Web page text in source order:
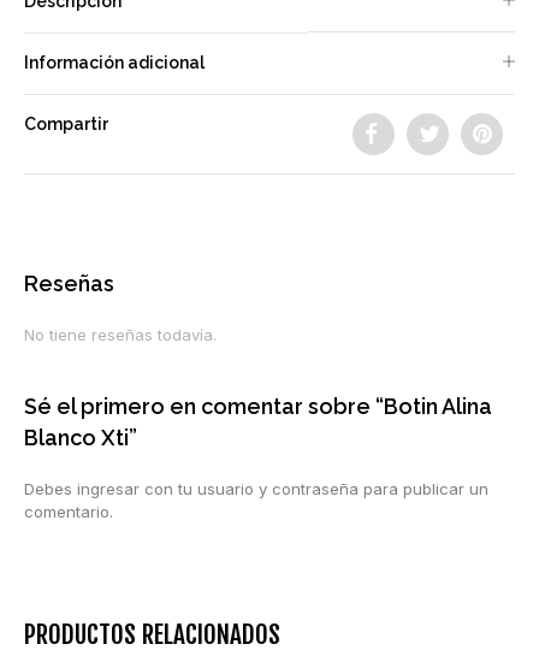
Información adicional
Compartir
Reseñas
No tiene reseñas todavía.
Sé el primero en comentar sobre “Botin Alina
Blanco Xti”
Debes ingresar con tu usuario y contraseña para publicar un
comentario.
PRODUCTOS RELACIONADOS